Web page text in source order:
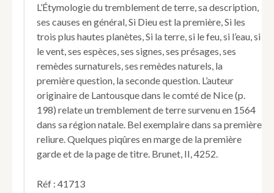
Droicts,
&
Advocat
en
la
L’Étymologie du tremblement de terre, sa description,
ses causes en général, Si Dieu est la première, Si les
trois plus hautes planètes, Si la terre, si le feu, si l’eau, si
le vent, ses espèces, ses signes, ses présages, ses
remèdes surnaturels, ses remèdes naturels, la
première question, la seconde question. L’auteur
originaire de Lantousque dans le comté de Nice (p.
198) relate un tremblement de terre survenu en 1564
dans sa région natale. Bel exemplaire dans sa première
reliure. Quelques piqûres en marge de la première
garde et de la page de titre. Brunet, II, 4252.
Réf : 41713